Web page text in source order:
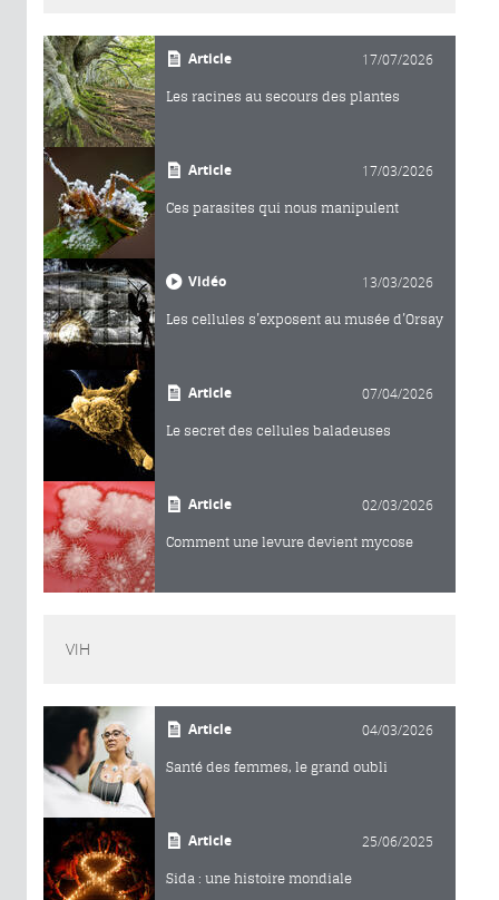
Article 17/07/2026
Les racines au secours des plantes
Article 17/03/2026
Ces parasites qui nous manipulent
Vidéo 13/03/2026
Les cellules s’exposent au musée d’Orsay
Article 07/04/2026
Le secret des cellules baladeuses
Article 02/03/2026
Comment une levure devient mycose
VIH
Article 04/03/2026
Santé des femmes, le grand oubli
Article 25/06/2025
Sida : une histoire mondiale